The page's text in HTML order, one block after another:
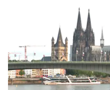
Đường sắt đô thị
Nhà thầu
Chung tay vì ATGT
Gương sáng giao thông
Lao động - Công đoàn
Điện ảnh
Âm nhạc
Bình luận
Hậu trường sao
Công nghệ
Công nghệ mới
Sản phẩm mới
Thế giới
Thời sự Quốc tế